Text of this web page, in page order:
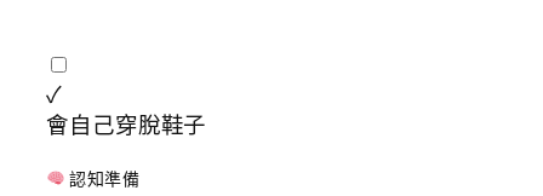
✓
會自己穿脫鞋子
認知準備